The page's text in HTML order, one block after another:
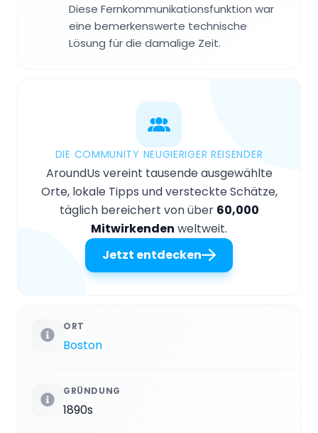
Diese Fernkommunikationsfunktion war
eine bemerkenswerte technische
Lösung für die damalige Zeit.
DIE COMMUNITY NEUGIERIGER REISENDER
AroundUs vereint tausende ausgewählte
Orte, lokale Tipps und versteckte Schätze,
täglich bereichert von über 60,000
Mitwirkenden weltweit.
Jetzt entdecken
ORT
Boston
GRÜNDUNG
1890s